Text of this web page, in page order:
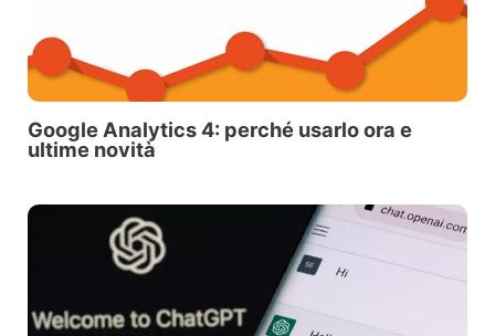
Google Analytics 4: perché usarlo ora e
ultime novità